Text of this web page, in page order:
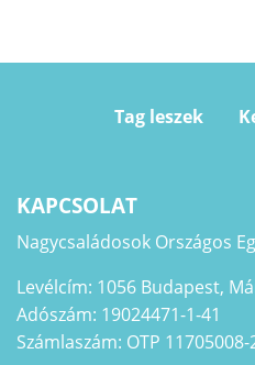
Tag leszek
KAPCSOLAT
Nagycsaládosok Országos
Levélcím: 1056 Budapest,
Adószám: 19024471-1-41
Számlaszám: OTP